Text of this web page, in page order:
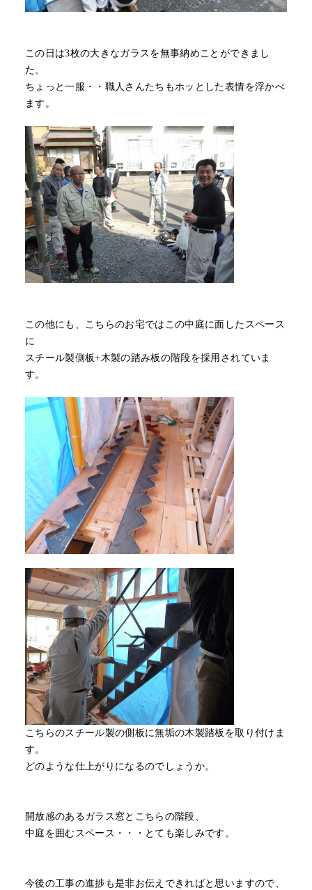
この日は3枚の大きなガラスを無事納めことができまし
た。
ちょっと一服・・職人さんたちもホッとした表情を浮かべ
ます。
この他にも、こちらのお宅ではこの中庭に面したスペース
に
スチール製側板+木製の踏み板の階段を採用されていま
す。
こちらのスチール製の側板に無垢の木製踏板を取り付けま
す。
どのような仕上がりになるのでしょうか。
開放感のあるガラス窓とこちらの階段、
中庭を囲むスペース・・・とても楽しみです。
今後の工事の進捗も是非お伝えできればと思いますので、